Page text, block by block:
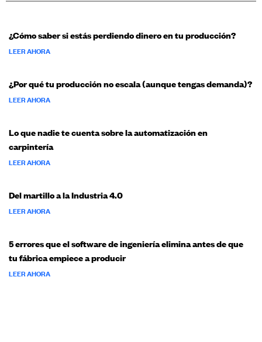
¿Cómo saber si estás perdiendo dinero en tu producción?
LEER AHORA
¿Por qué tu producción no escala (aunque tengas demanda)?
LEER AHORA
Lo que nadie te cuenta sobre la automatización en
carpintería
LEER AHORA
Del martillo a la Industria 4.0
LEER AHORA
5 errores que el software de ingeniería elimina antes de que
tu fábrica empiece a producir
LEER AHORA